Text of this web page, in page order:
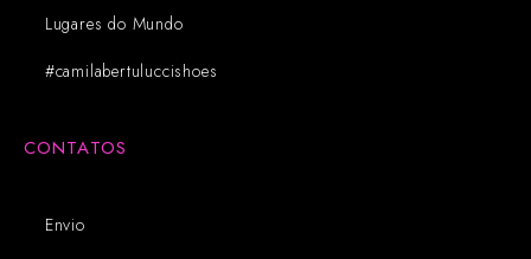
Lugares do Mundo
#camilabertuluccishoes
CONTATOS
Envio